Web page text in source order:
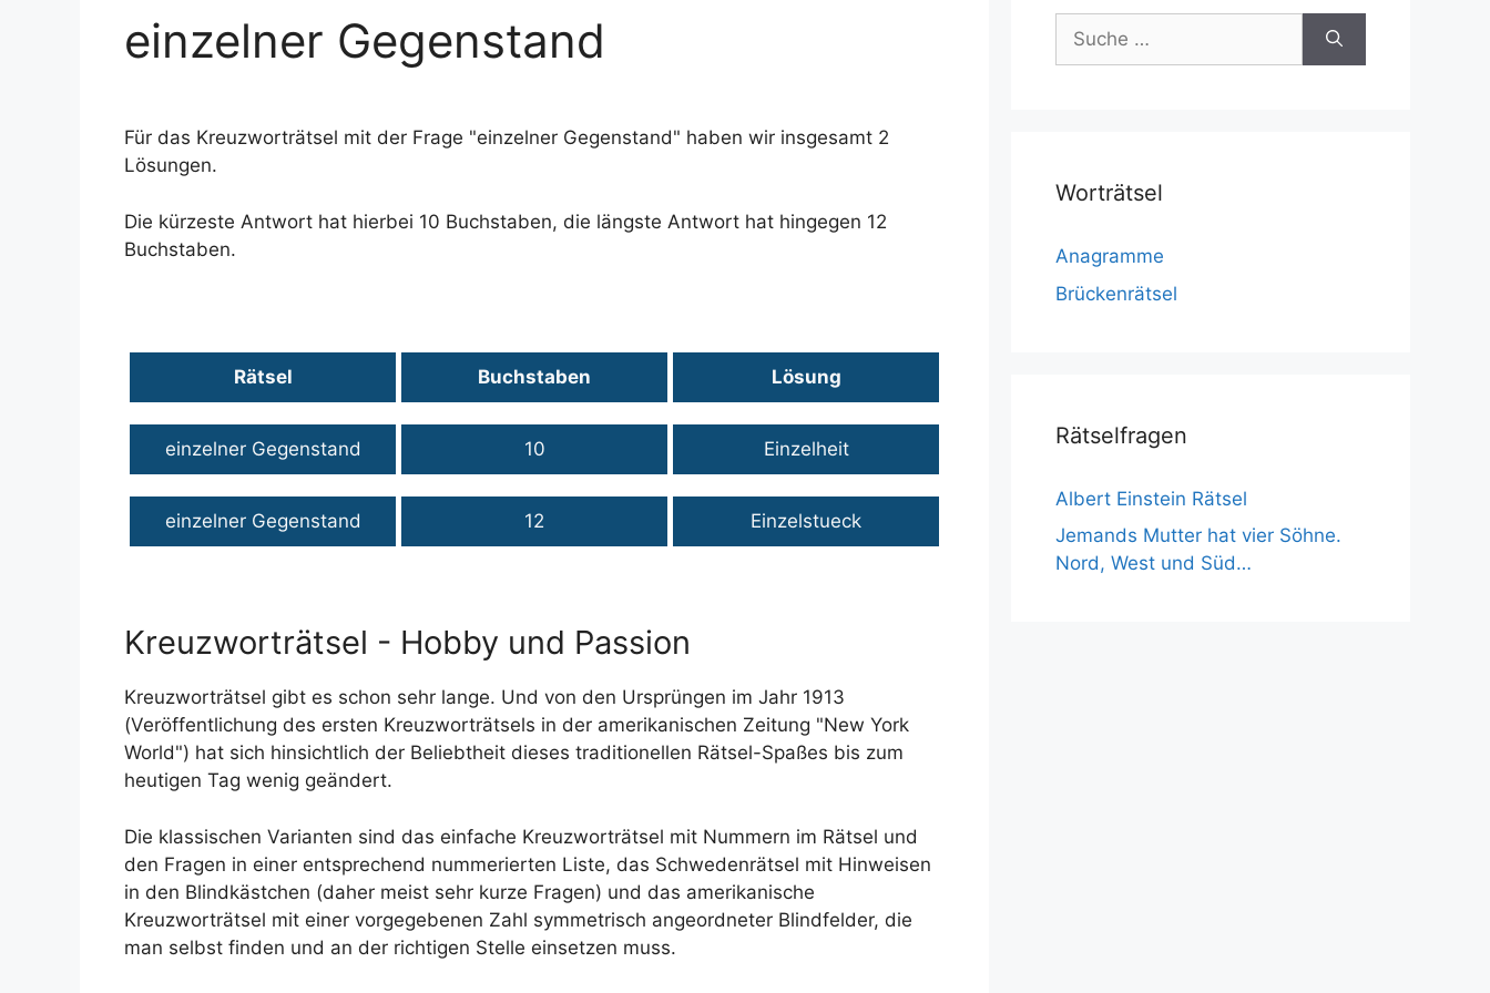
einzelner Gegenstand
Für das Kreuzworträtsel mit der Frage "einzelner Gegenstand" haben wir insgesamt 2
Lösungen.
Die kürzeste Antwort hat hierbei 10 Buchstaben, die längste Antwort hat hingegen 12
Buchstaben.
Rätsel Buchstaben Lösung
einzelner Gegenstand 10 Einzelheit
einzelner Gegenstand 12 Einzelstueck
Kreuzworträtsel - Hobby und Passion
Kreuzworträtsel gibt es schon sehr lange. Und von den Ursprüngen im Jahr 1913
(Veröffentlichung des ersten Kreuzworträtsels in der amerikanischen Zeitung "New York
World") hat sich hinsichtlich der Beliebtheit dieses traditionellen Rätsel-Spaßes bis zum
heutigen Tag wenig geändert.
Die klassischen Varianten sind das einfache Kreuzworträtsel mit Nummern im Rätsel und
den Fragen in einer entsprechend nummerierten Liste, das Schwedenrätsel mit Hinweisen
in den Blindkästchen (daher meist sehr kurze Fragen) und das amerikanische
Kreuzworträtsel mit einer vorgegebenen Zahl symmetrisch angeordneter Blindfelder, die
man selbst finden und an der richtigen Stelle einsetzen muss.
Suche
nach:
Worträtsel
Anagramme
Brückenrätsel
Rätselfragen
Albert Einstein Rätsel
Jemands Mutter hat vier Söhne.
Nord, West und Süd…